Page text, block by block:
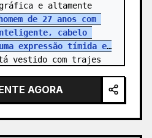
e altamente
homem de 27 anos com
cabelo
expressão tímida e
vestido com trajes
AGORA